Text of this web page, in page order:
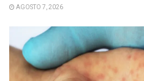
AGOSTO 7, 2026